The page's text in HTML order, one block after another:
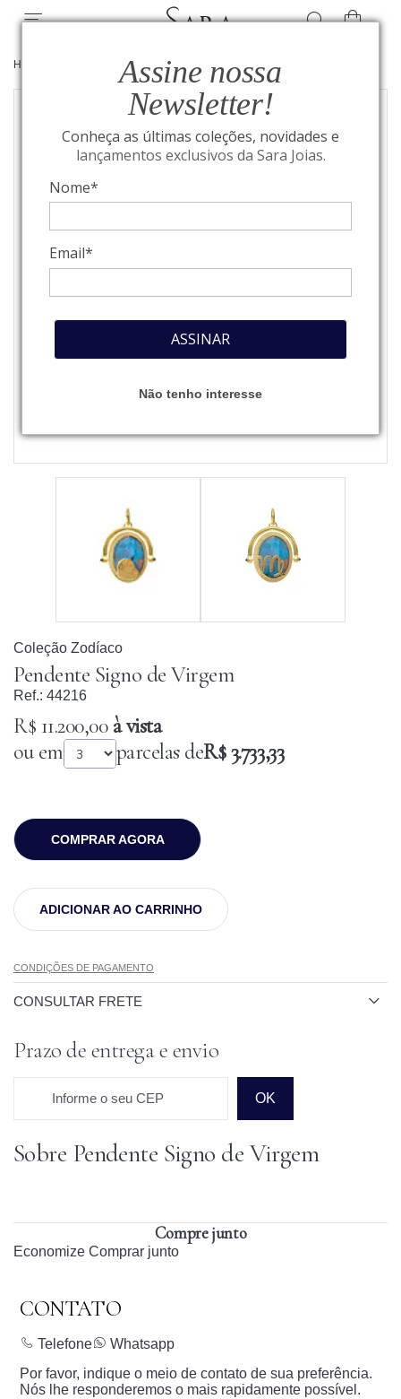
Assine nossa
Newsletter!
Conheça as últimas coleções, novidades e
lançamentos exclusivos da Sara Joias.
Nome*
Email*
ASSINAR
Não tenho interesse
HOME COLEÇÃO ZODÍACO
Coleção Zodíaco
Pendente Signo de Virgem
Ref.: 44216
R$ 11.200,00à vista
ou em
parcelas deR$ 3.733,33
COMPRAR AGORA
ADICIONAR AO CARRINHO
CONDIÇÕES DE PAGAMENTO
CONSULTAR FRETE
Prazo de entrega e envio
Informe o seu CEP OK
Prazo para o CEP
Sobre Pendente Signo de Virgem
Compre junto
Economize Comprar junto
CONTATO
Telefone
Whatsapp
Por favor, indique o meio de contato de sua preferência.
Nós lhe responderemos o mais rapidamente possível.